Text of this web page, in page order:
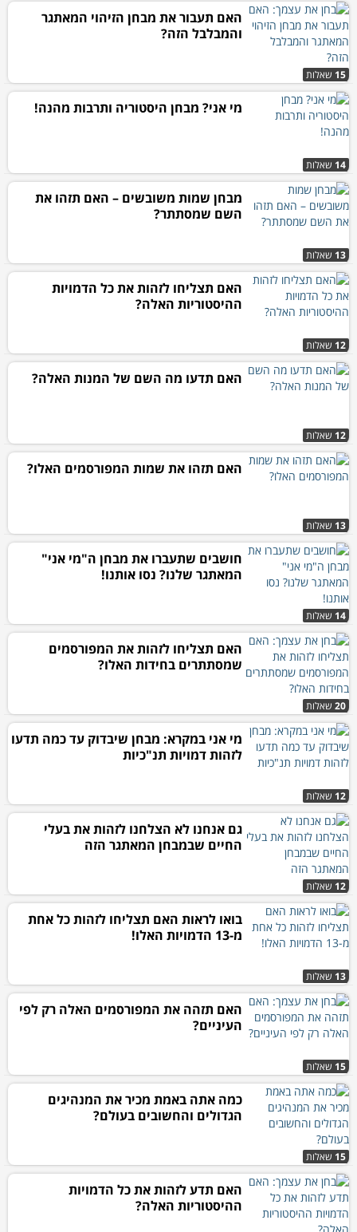
15 שאלות
האם תעבור את מבחן הזיהוי המאתגר
והמבלבל הזה?
14 שאלות
מי אני? מבחן היסטוריה ותרבות מהנה!
13 שאלות
מבחן שמות משובשים – האם תזהו את
השם שמסתתר?
12 שאלות
האם תצליחו לזהות את כל הדמויות
ההיסטוריות האלה?
12 שאלות
האם תדעו מה השם של המנות האלה?
13 שאלות
האם תזהו את שמות המפורסמים האלו?
14 שאלות
חושבים שתעברו את מבחן ה"מי אני"
המאתגר שלנו? נסו אותנו!
20 שאלות
האם תצליחו לזהות את המפורסמים
שמסתתרים בחידות האלו?
12 שאלות
מי אני במקרא: מבחן שיבדוק עד כמה תדעו
לזהות דמויות תנ"כיות
12 שאלות
גם אנחנו לא הצלחנו לזהות את בעלי
החיים שבמבחן המאתגר הזה
13 שאלות
בואו לראות האם תצליחו לזהות כל אחת
מ-13 הדמויות האלו!
15 שאלות
האם תזהה את המפורסמים האלה רק לפי
העיניים?
15 שאלות
כמה אתה באמת מכיר את המנהיגים
הגדולים והחשובים בעולם?
האם תדע לזהות את כל הדמויות
ההיסטוריות האלה?